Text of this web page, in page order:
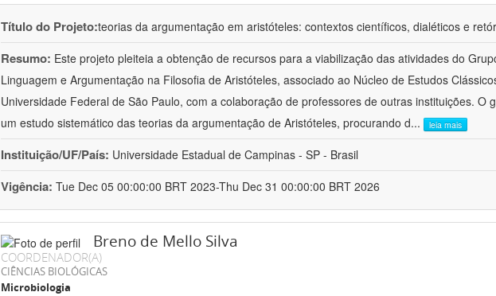
Título do Projeto:teorias da argumentação em aristóteles: contextos científicos, dialéticos e
Resumo: Este projeto pleiteia a obtenção de recursos para a viabilização das atividades do
Linguagem e Argumentação na Filosofia de Aristóteles, associado ao Núcleo de Estudos
Universidade Federal de São Paulo, com a colaboração de professores de outras instituições. O
um estudo sistemático das teorias da argumentação de Aristóteles, procurando d... leia mais
Instituição/UF/País: Universidade Estadual de Campinas - SP - Brasil
Vigência: Tue Dec 05 00:00:00 BRT 2023-Thu Dec 31 00:00:00 BRT 2026
Breno de Mello Silva
COORDENADOR(A)
CIÊNCIAS BIOLÓGICAS
Microbiologia